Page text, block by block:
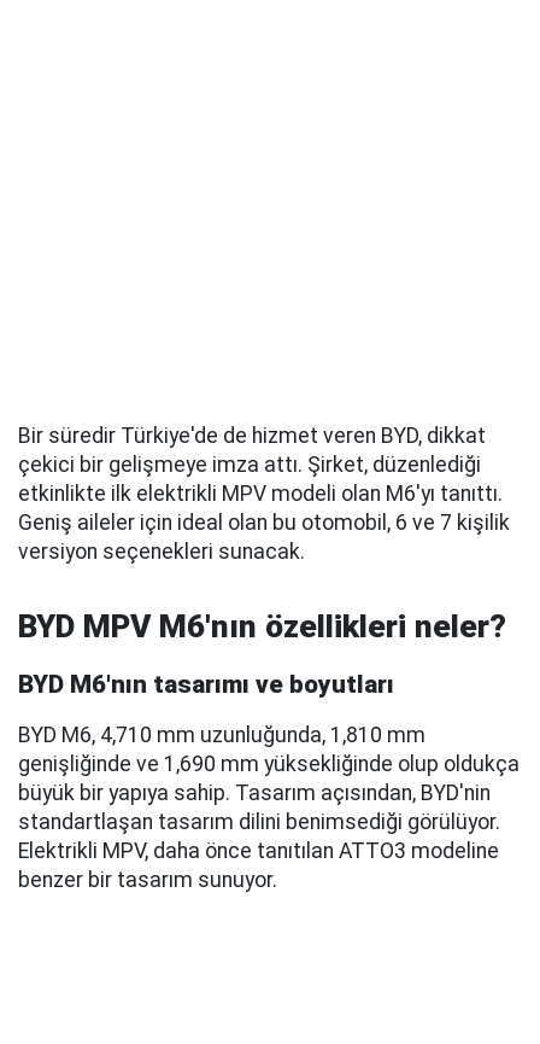
Bir süredir Türkiye'de de hizmet veren BYD, dikkat
çekici bir gelişmeye imza attı. Şirket, düzenlediği
etkinlikte ilk elektrikli MPV modeli olan M6'yı tanıttı.
Geniş aileler için ideal olan bu otomobil, 6 ve 7 kişilik
versiyon seçenekleri sunacak.
BYD MPV M6'nın özellikleri neler?
BYD M6'nın tasarımı ve boyutları
BYD M6, 4,710 mm uzunluğunda, 1,810 mm
genişliğinde ve 1,690 mm yüksekliğinde olup oldukça
büyük bir yapıya sahip. Tasarım açısından, BYD'nin
standartlaşan tasarım dilini benimsediği görülüyor.
Elektrikli MPV, daha önce tanıtılan ATTO3 modeline
benzer bir tasarım sunuyor.